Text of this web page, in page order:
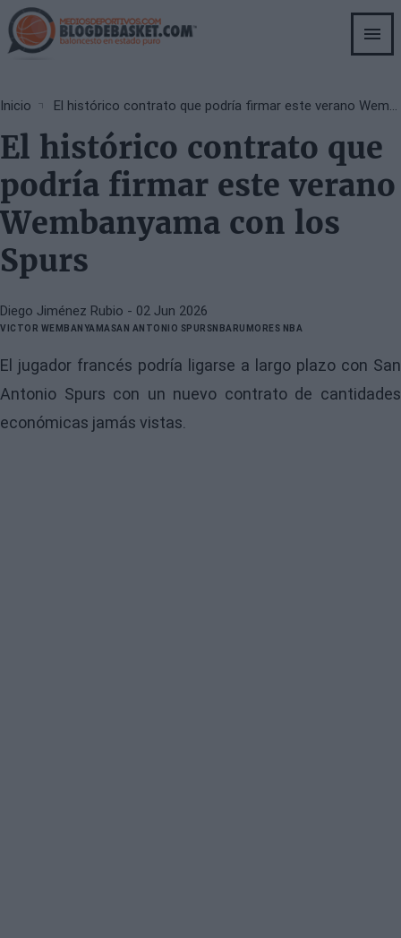
Skip
to
main
Breadcrumb
Inicio El histórico contrato que podría firmar este verano Wembanyama con los Spurs
El histórico contrato que
podría firmar este verano
Wembanyama con los
Spurs
Diego Jiménez Rubio - 02 Jun 2026
VICTOR WEMBANYAMASAN ANTONIO SPURSNBARUMORES NBA
El jugador francés podría ligarse a largo plazo con San
Antonio Spurs con un nuevo contrato de cantidades
económicas jamás vistas.